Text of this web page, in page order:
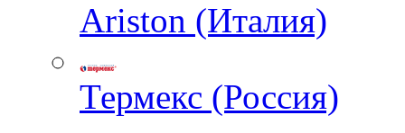
Ariston (Италия)
Термекс (Россия)